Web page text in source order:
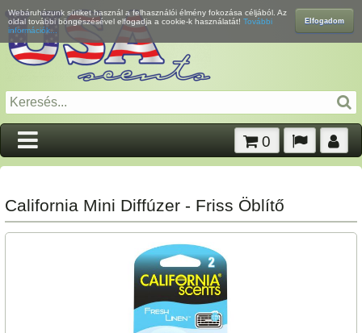
Elfogadom
Webáruházunk sütiket használ a felhasználói élmény fokozása céljából. Az
oldal további böngészésével elfogadja a cookie-k használatát! További
információk...
0
California Mini Diffúzer - Friss Öblítő